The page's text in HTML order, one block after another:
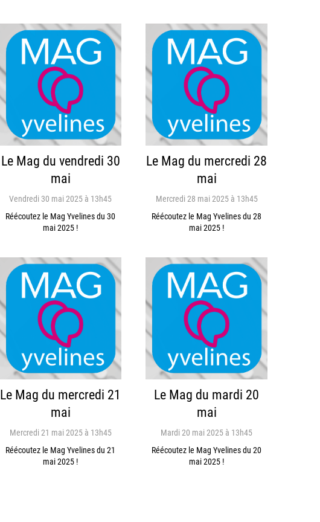
Le Mag du vendredi 30
mai
Vendredi 30 mai 2025 à 13h45
Réécoutez le Mag Yvelines du 30
mai 2025 !
Le Mag du mercredi 28
mai
Mercredi 28 mai 2025 à 13h45
Réécoutez le Mag Yvelines du 28
mai 2025 !
Le Mag du mercredi 21
mai
Mercredi 21 mai 2025 à 13h45
Réécoutez le Mag Yvelines du 21
mai 2025 !
Le Mag du mardi 20
mai
Mardi 20 mai 2025 à 13h45
Réécoutez le Mag Yvelines du 20
mai 2025 !